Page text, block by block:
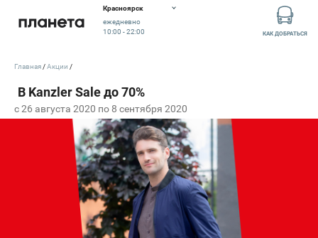
Красноярск
ежедневно
10:00 - 22:00
КАК ДОБРАТЬСЯ
c 26 августа 2020 по 8 сентября 2020
Главная Акции